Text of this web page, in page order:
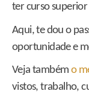
ter curso
Aqui, te dou o
oportunidade e
Veja também o
vistos, trabalho,